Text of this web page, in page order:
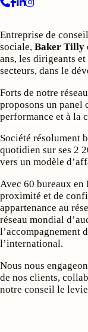
Entreprise de
sociale, Baker Tilly
ans, les dirigeants
secteurs, dans le
Forts de notre
proposons un panel
performance et à la
Société résolument
quotidien sur ses 2
vers un modèle
Avec 60 bureaux en
proximité et de
appartenance au
réseau mondial
l’accompagnement
l’international.
Nous nous
de nos clients,
notre conseil le